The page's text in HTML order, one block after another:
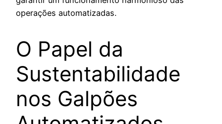
operações automatizadas.
O Papel da
Sustentabilidade
nos Galpões